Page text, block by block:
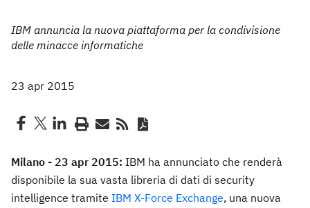
IBM annuncia la nuova piattaforma per la condivisione
delle minacce informatiche
23 apr 2015
Milano - 23 apr 2015: IBM ha annunciato che renderà
disponibile la sua vasta libreria di dati di security
intelligence tramite IBM X-Force Exchange, una nuova